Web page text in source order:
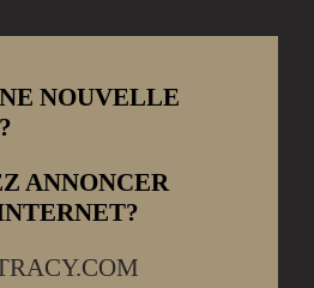
NOUVELLE
ANNONCER